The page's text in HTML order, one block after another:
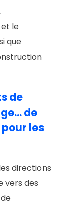
le
que
de
de
les
directions
vers des